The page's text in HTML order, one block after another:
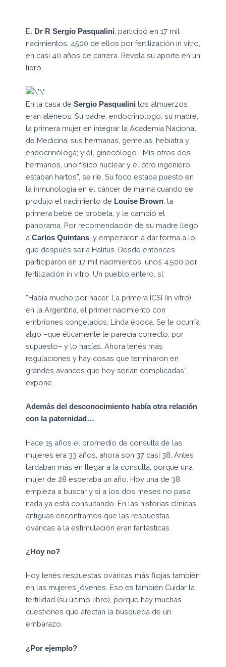
El Dr R Sergio Pasqualini , participó en 17 mil
nacimientos, 4500 de ellos por fertilización in vitro,
en casi 40 años de carrera. Revela su aporte en un
libro.
En la casa de Sergio Pasqualini los almuerzos
eran ateneos. Su padre, endocrinólogo; su madre,
la primera mujer en integrar la Academia Nacional
de Medicina; sus hermanas, gemelas, hebiatra y
endocrinóloga; y él, ginecólogo. “Mis otros dos
hermanos, uno físico nuclear y el otro ingeniero,
estaban hartos”, se ríe. Su foco estaba puesto en
la inmunología en el cáncer de mama cuando se
produjo el nacimiento de Louise Brown, la
primera bebé de probeta, y le cambió el
panorama. Por recomendación de su madre llegó
a Carlos Quintans, y empezaron a dar forma a lo
que después sería Halitus. Desde entonces
participaron en 17 mil nacimientos, unos 4.500 por
fertilización in vitro. Un pueblo entero, sí.
“Había mucho por hacer. La primera ICSI (in vitro)
en la Argentina, el primer nacimiento con
embriones congelados. Linda época. Se te ocurría
algo –que éticamente te parecía correcto, por
supuesto– y lo hacías. Ahora tenés más
regulaciones y hay cosas que terminaron en
grandes avances que hoy serían complicadas”,
expone.
Además del desconocimiento había otra relación
con la paternidad…
Hace 15 años el promedio de consulta de las
mujeres era 33 años, ahora son 37 casi 38. Antes
tardaban más en llegar a la consulta, porque una
mujer de 28 esperaba un año. Hoy una de 38
empieza a buscar y si a los dos meses no pasa
nada ya está consultando. En las historias clínicas
antiguas encontramos que las respuestas
ováricas a la estimulación eran fantásticas.
¿Hoy no?
Hoy tenés respuestas ováricas más flojas también
en las mujeres jóvenes. Eso es también Cuidar la
fertilidad (su último libro), porque hay muchas
cuestiones que afectan la búsqueda de un
embarazo.
¿Por ejemplo?